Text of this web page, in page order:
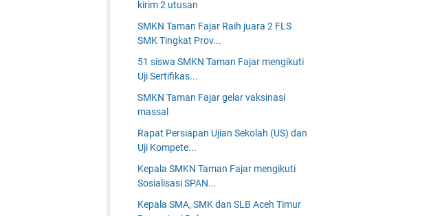
kirim 2 utusan
SMKN Taman Fajar Raih juara 2 FLS
SMK Tingkat Prov...
51 siswa SMKN Taman Fajar mengikuti
Uji Sertifikas...
SMKN Taman Fajar gelar vaksinasi
massal
Rapat Persiapan Ujian Sekolah (US) dan
Uji Kompete...
Kepala SMKN Taman Fajar mengikuti
Sosialisasi SPAN...
Kepala SMA, SMK dan SLB Aceh Timur